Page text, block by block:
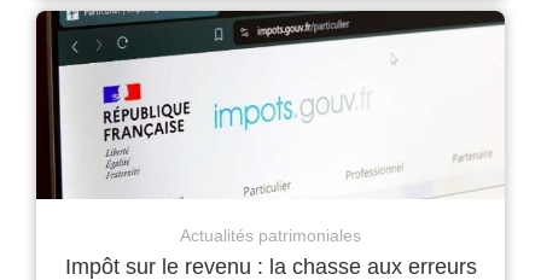
Actualités patrimoniales
Impôt sur le revenu : la chasse aux erreurs